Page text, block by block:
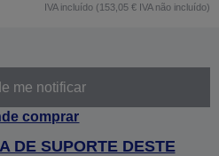
IVA incluído (153,05 € IVA não incluído)
me notificar
comprar
DE SUPORTE DESTE